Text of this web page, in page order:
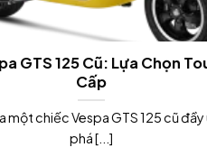
GTS 125 Cũ: Lựa Chọn
Cấp
một chiếc Vespa GTS 125 cũ đầy
phá [...]